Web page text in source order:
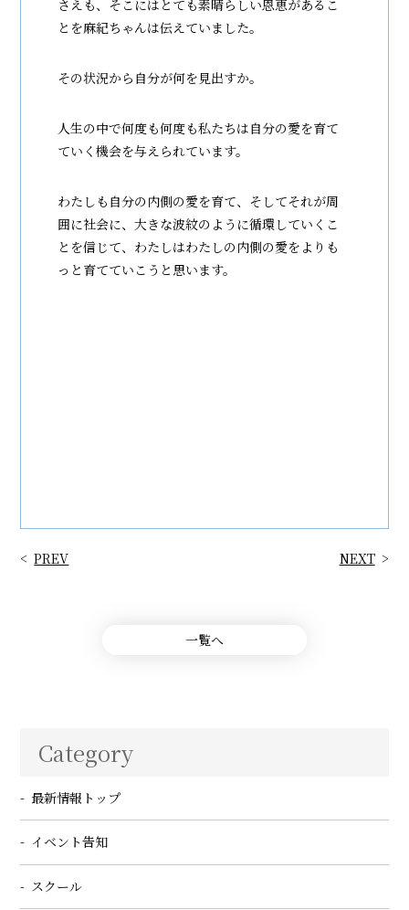
さえも、そこにはとても素晴らしい恩恵があるこ
とを麻紀ちゃんは伝えていました。
その状況から自分が何を見出すか。
人生の中で何度も何度も私たちは自分の愛を育て
ていく機会を与えられています。
わたしも自分の内側の愛を育て、そしてそれが周
囲に社会に、大きな波紋のように循環していくこ
とを信じて、わたしはわたしの内側の愛をよりも
っと育てていこうと思います。
PREV NEXT
一覧へ
Category
最新情報トップ
イベント告知
スクール